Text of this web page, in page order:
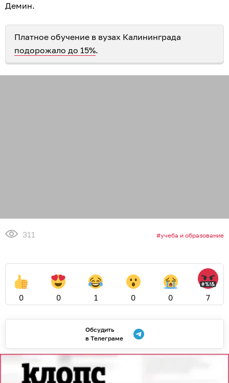
Демин.
Платное обучение в вузах Калининграда
подорожало до 15%.
311 учеба и образование
0 0 1 0 0 7
Обсудить
в Телеграме